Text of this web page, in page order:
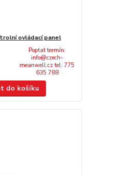
ovládací panel
Poptat termín:
info@czech-
meanwell.cz tel: 775
635 788
do košíku